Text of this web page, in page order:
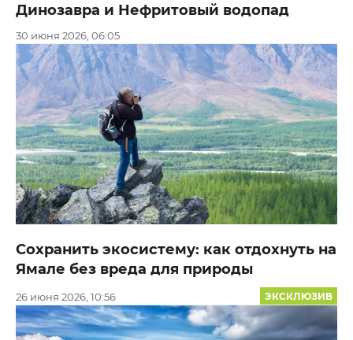
Динозавра и Нефритовый водопад
30 июня 2026, 06:05
Сохранить экосистему: как отдохнуть на
Ямале без вреда для природы
26 июня 2026, 10:56 ЭКСКЛЮЗИВ